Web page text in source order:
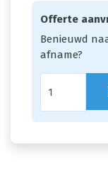
Offerte
Benieuwd
afname?